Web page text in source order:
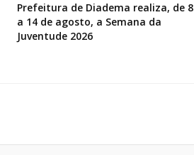
Prefeitura de Diadema realiza, de 8
a 14 de agosto, a Semana da
Juventude 2026